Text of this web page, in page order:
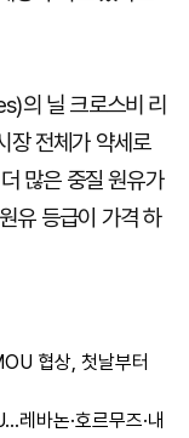
의 닐 크로스비 리
장 전체가 약세로
많은 중질 원유가
유 등급이 가격 하
협상, 첫날부터
레바논·호르무즈·내